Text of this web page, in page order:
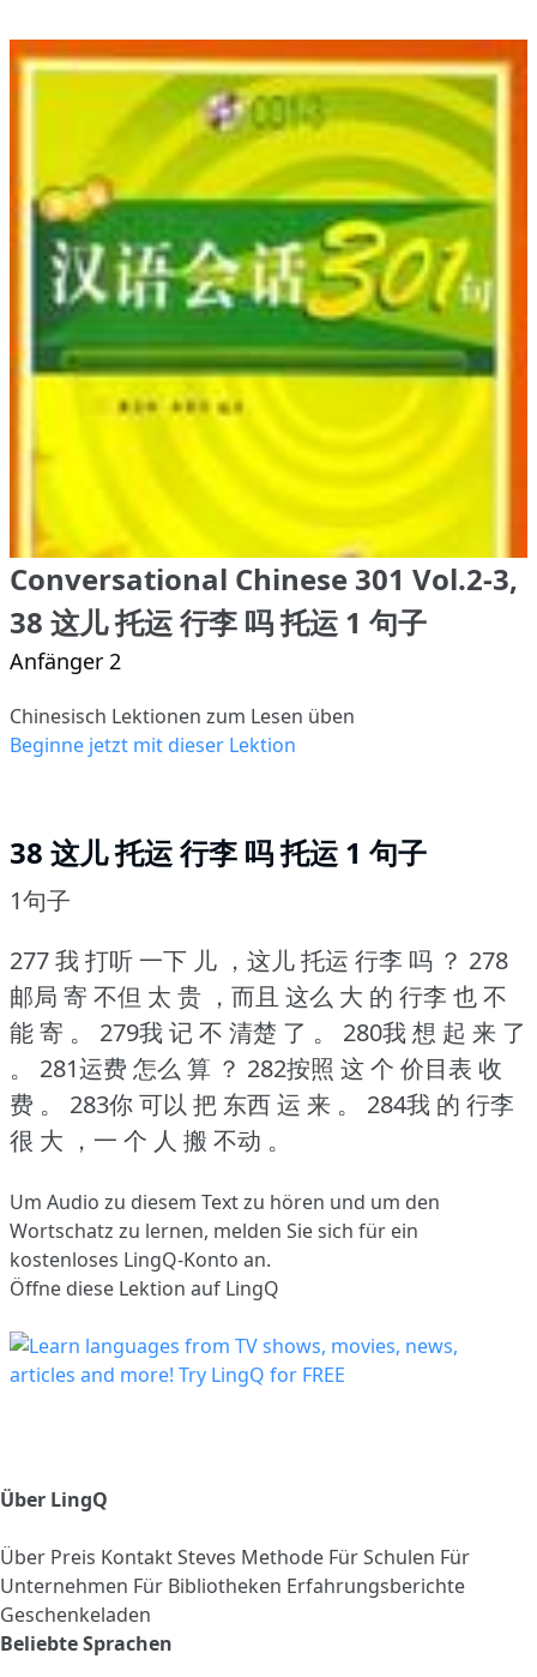
Conversational Chinese 301 Vol.2-3,
38 这儿 托运 行李 吗 托运 1 句子
Anfänger 2
Chinesisch Lektionen zum Lesen üben
Beginne jetzt mit dieser Lektion
38 这儿 托运 行李 吗 托运 1 句子
1句子
277 我 打听 一下 儿 ，这儿 托运 行李 吗 ？ 278
邮局 寄 不但 太 贵 ，而且 这么 大 的 行李 也 不
能 寄 。
279我 记 不 清楚 了 。
280我 想 起 来 了
。
281运费 怎么 算 ？ 282按照 这 个 价目表 收
费 。
283你 可以 把 东西 运 来 。
284我 的 行李
很 大 ，一 个 人 搬 不动 。
Um Audio zu diesem Text zu hören und um den
Wortschatz zu lernen, melden Sie sich für ein
kostenloses LingQ-Konto an.
Öffne diese Lektion auf LingQ
Über LingQ
Über Preis KontaktSteves Methode Für Schulen Für
Unternehmen Für Bibliotheken Erfahrungsberichte
Geschenkeladen
Beliebte Sprachen